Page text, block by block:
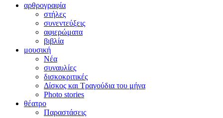
αρθρογραφία
στήλες
συνεντεύξεις
αφιερώματα
βιβλία
μουσική
Νέα
συναυλίες
δισκοκριτικές
Δίσκος και Τραγούδια του μήνα
Photo stories
θέατρο
Παραστάσεις